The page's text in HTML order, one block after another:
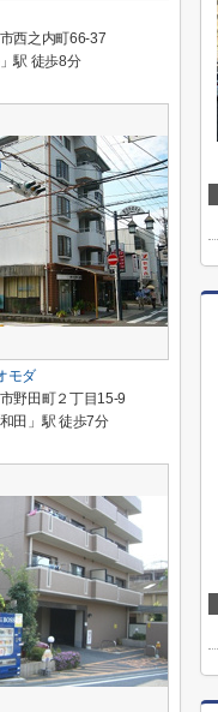
西之内町66-37
駅 徒歩8分
モダ
野田町２丁目15-9
田」駅 徒歩7分